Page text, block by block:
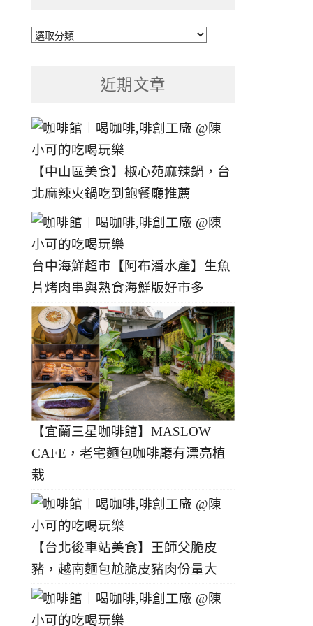
文
近期文章
【中山區美食】椒心苑麻辣鍋，台
北麻辣火鍋吃到飽餐廳推薦
台中海鮮超市【阿布潘水產】生魚
片烤肉串與熟食海鮮版好市多
【宜蘭三星咖啡館】MASLOW
CAFE，老宅麵包咖啡廳有漂亮植
栽
【台北後車站美食】王師父脆皮
豬，越南麵包尬脆皮豬肉份量大